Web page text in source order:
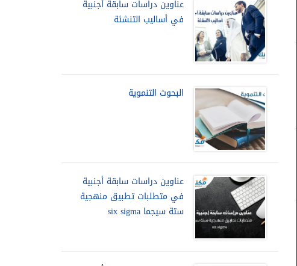
عناوين دراسات سابقة أجنبية
في أساليب التنشئة
البحوث التنموية
عناوين دراسات سابقة أجنبية
في متطلبات تطبيق منهجية
ستة سيجما six sigma